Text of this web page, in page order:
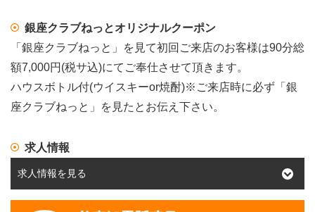
銀座クラブねっとオリジナルクーポン
「銀座クラブねっと」を見て初回ご来店のお客様は90分総
額7,000円(税サ込)にてご奉仕させて頂きます。
ハウスボトル付(ウイスキーor焼酎)※ご来店時に必ず「銀
座クラブねっと」を見たとお伝え下さい。
求人情報
求人情報を見る